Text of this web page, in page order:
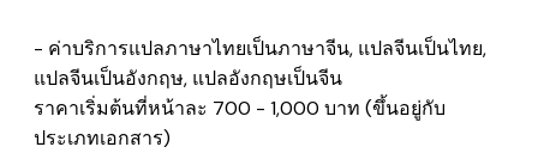
- ค่าบริการแปลภาษาไทยเป็นภาษาจีน, แปลจีนเป็นไทย,
แปลจีนเป็นอังกฤษ, แปลอังกฤษเป็นจีน
​ราคาเริ่มต้นที่หน้าละ 700 - 1,000 บาท (ขึ้นอยู่กับ
ประเภทเอกสาร)